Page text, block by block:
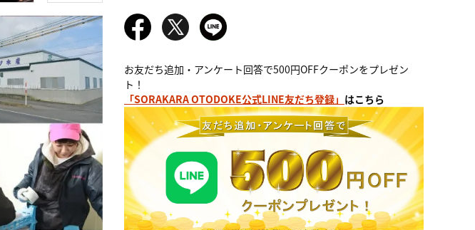
お友だち追加・アンケート回答で500円OFFクーポンをプレゼン
ト！
「SORAKARA OTODOKE公式LINE友だち登録」 はこちら